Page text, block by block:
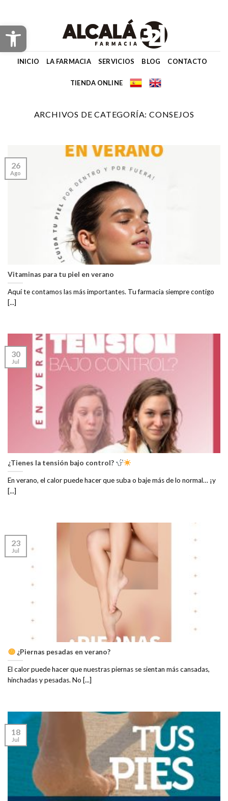
Abrir barra de herramientas
content
INICIO LA FARMACIA SERVICIOS BLOG CONTACTO
TIENDA ONLINE
ARCHIVOS DE CATEGORÍA: CONSEJOS
Vitaminas para tu piel en verano
Aquí te contamos las más importantes. Tu farmacia siempre contigo
[...]
26
Ago
¿Tienes la tensión bajo control?
En verano, el calor puede hacer que suba o baje más de lo normal… ¡y
[...]
30
Jul
¿Piernas pesadas en verano?
El calor puede hacer que nuestras piernas se sientan más cansadas,
hinchadas y pesadas. No [...]
23
Jul
18
Jul